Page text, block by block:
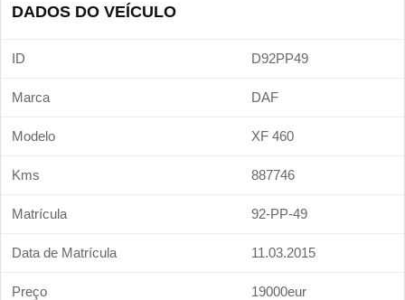
DADOS DO VEÍCULO
ID D92PP49
Marca DAF
Modelo XF 460
Kms 887746
Matrícula 92-PP-49
Data de Matrícula 11.03.2015
Preço 19000eur